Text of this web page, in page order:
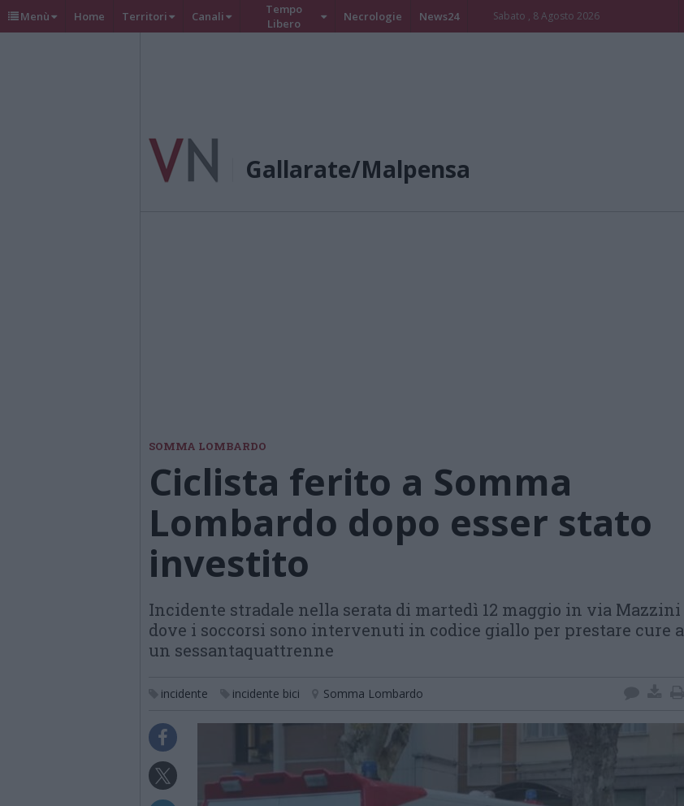
Menù Home Territori Canali
Tempo
Libero
Necrologie News24 Sabato , 8 Agosto 2026
Gallarate/Malpensa
SOMMA LOMBARDO
Ciclista ferito a Somma
Lombardo dopo esser stato
investito
Incidente stradale nella serata di martedì 12 maggio in via Mazzini
dove i soccorsi sono intervenuti in codice giallo per prestare cure a
un sessantaquattrenne
incidente incidente bici Somma Lombardo